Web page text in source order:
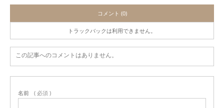
コメント (0)
トラックバックは利用できません。
この記事へのコメントはありません。
名前 ( 必須 )